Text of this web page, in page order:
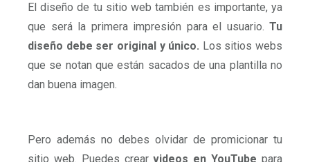
El diseño de tu sitio web también es importante, ya
que será la primera impresión para el usuario. Tu
diseño debe ser original y único. Los sitios webs
que se notan que están sacados de una plantilla no
dan buena imagen.
Pero además no debes olvidar de promicionar tu
sitio web. Puedes crearvideos en YouTube para